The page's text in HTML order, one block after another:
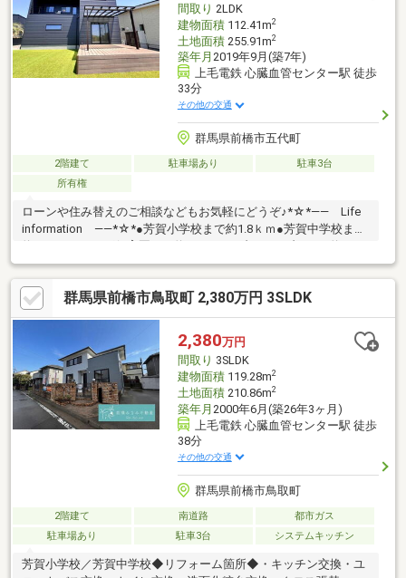
間取り 2LDK
建物面積112.41m2
土地面積255.91m2
築年月 2019年9月(築7年)
上毛電鉄 心臓血管センター駅 徒歩
33分
その他の交通
群馬県前橋市五代町
2階建て 駐車場あり
駐車3台
所有権
ローンや住み替えのご相談などもお気軽にどうぞ♪*☆*―― Life
information ――*☆*●芳賀小学校まで約1.8ｋｍ●芳賀中学校まで
ｍ●ベイシアまで約3ｋｍ*☆*―― おすすめポイント ――*☆*・
スタイリッシュな外観の築浅物件！・愛車を雨風から守れるビル
トインガレージ◎・バルコニーからは前橋市内を一望できます♪・
夜にはキレイ夜景も楽しめる開放感のある眺望！・憧れのウッド
デッキにはサンルーフ付きで嬉しい☆・大容量の収納があり片付
け便利！・1～2人向けのお洒落ハウス(^^)/
群馬県前橋市鳥取町 2,380万円 3SLDK
2,380万円
間取り 3SLDK
建物面積119.28m2
土地面積210.86m2
築年月 2000年6月(築26年3ヶ月)
上毛電鉄 心臓血管センター駅 徒歩
38分
その他の交通
群馬県前橋市鳥取町
2階建て 南道路
都市ガス
駐車場あり
駐車3台 システムキッチン
芳賀小学校／芳賀中学校◆リフォーム箇所◆・キッチン交換・ユ